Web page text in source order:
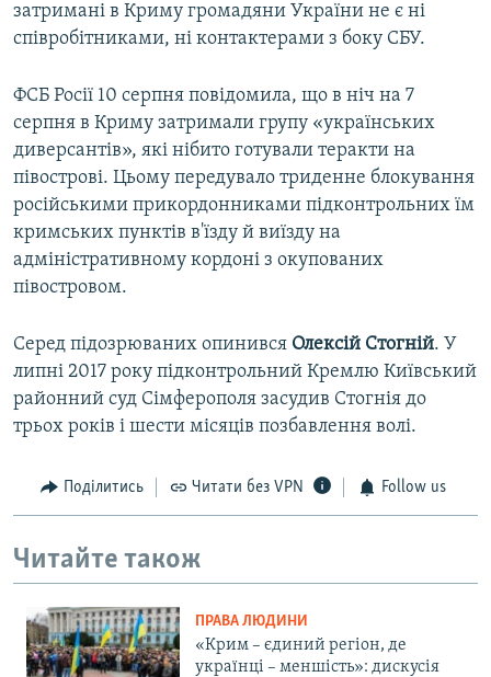
затримані в Криму громадяни України не є ні
співробітниками, ні контактерами з боку СБУ.
ФСБ Росії 10 серпня повідомила, що в ніч на 7
серпня в Криму затримали групу «українських
диверсантів», які нібито готували теракти на
півострові. Цьому передувало триденне блокування
російськими прикордонниками підконтрольних їм
кримських пунктів в'їзду й виїзду на
адміністративному кордоні з окупованих
півостровом.
Серед підозрюваних опинився Олексій Стогній. У
липні 2017 року підконтрольний Кремлю Київський
районний суд Сімферополя засудив Стогнія до
трьох років і шести місяців позбавлення волі.
Поділитись Читати без VPN Follow us
Читайте також
ПРАВА ЛЮДИНИ
«Крим – єдиний регіон, де
українці – меншість»: дискусія